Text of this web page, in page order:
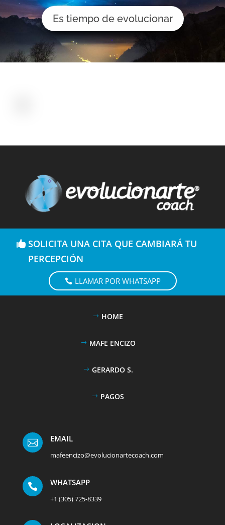
Es tiempo de evolucionar
SOLICITA UNA CITA QUE CAMBIARÁ TU
PERCEPCIÓN
LLAMAR POR WHATSAPP
HOME
MAFE ENCIZO
GERARDO S.
PAGOS
 EMAIL
mafeencizo@evolucionartecoach.com
 WHATSAPP
+1 (305) 725-8339